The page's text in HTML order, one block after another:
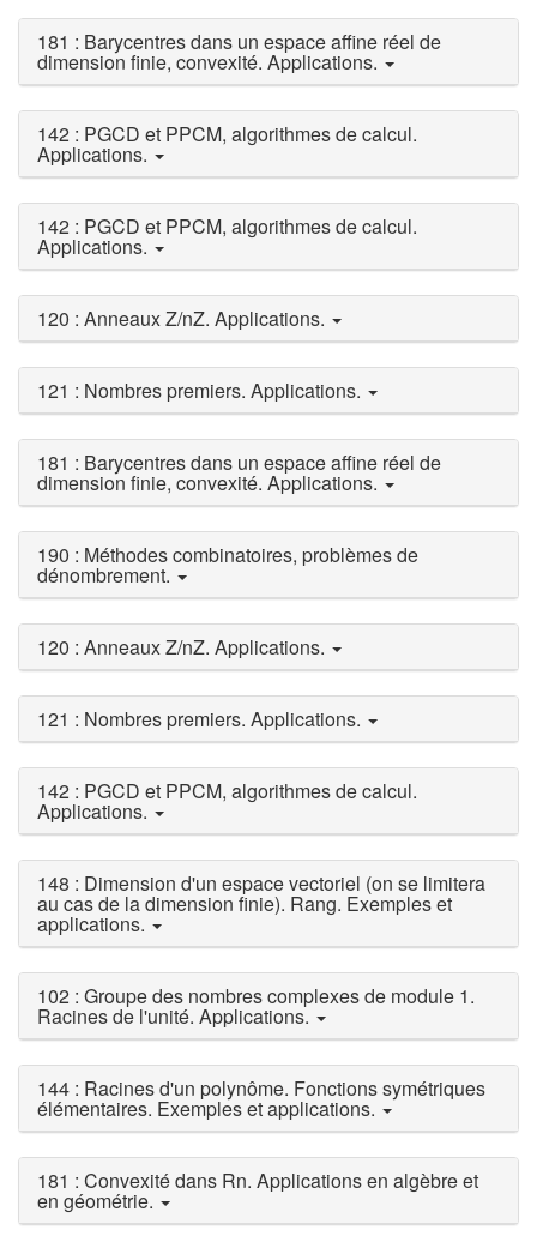
181 : Barycentres dans un espace affine réel de
dimension finie, convexité. Applications.
142 : PGCD et PPCM, algorithmes de calcul.
Applications.
142 : PGCD et PPCM, algorithmes de calcul.
Applications.
120 : Anneaux Z/nZ. Applications.
121 : Nombres premiers. Applications.
181 : Barycentres dans un espace affine réel de
dimension finie, convexité. Applications.
190 : Méthodes combinatoires, problèmes de
dénombrement.
120 : Anneaux Z/nZ. Applications.
121 : Nombres premiers. Applications.
142 : PGCD et PPCM, algorithmes de calcul.
Applications.
148 : Dimension d'un espace vectoriel (on se limitera
au cas de la dimension finie). Rang. Exemples et
applications.
102 : Groupe des nombres complexes de module 1.
Racines de l'unité. Applications.
144 : Racines d'un polynôme. Fonctions symétriques
élémentaires. Exemples et applications.
181 : Convexité dans Rn. Applications en algèbre et
en géométrie.